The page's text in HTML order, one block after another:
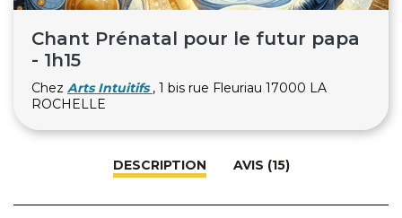
Chant Prénatal pour le futur papa
- 1h15
Chez Arts Intuitifs , 1 bis rue Fleuriau 17000 LA
ROCHELLE
DESCRIPTION AVIS (15)